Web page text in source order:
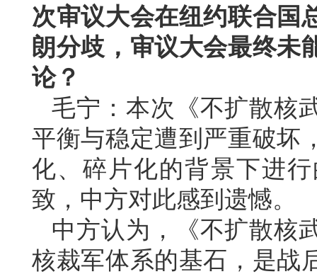
次审议大会在纽约联合国
朗分歧，审议大会最终未
论？
毛宁：本次《不扩散核
平衡与稳定遭到严重破坏
化、碎片化的背景下进
致，中方对此感到遗憾。
中方认为，《不扩散核
核裁军体系的基石，是战